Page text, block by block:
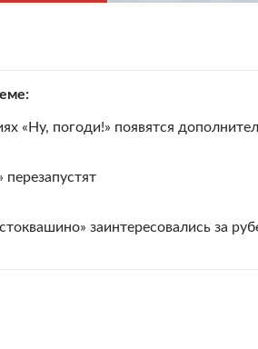
«Ну, погоди!» появятся
перезапустят
заинтересовались за